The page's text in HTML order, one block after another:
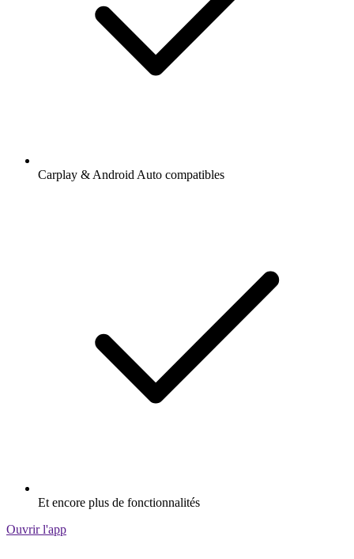
Carplay & Android Auto compatibles
Et encore plus de fonctionnalités
Ouvrir l'app